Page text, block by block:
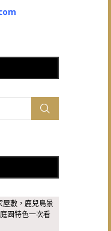
屋敷，鹿兒島景
園特色一次看